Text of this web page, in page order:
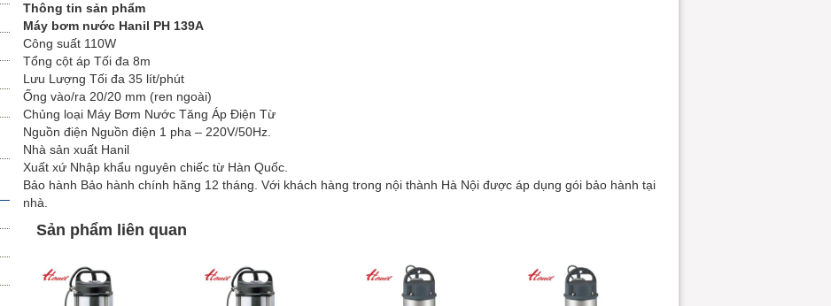
Thông tin sản phẩm
Máy bơm nước Hanil PH 139A
Công suất 110W
Tổng cột áp Tối đa 8m
Lưu Lượng Tối đa 35 lít/phút
Ống vào/ra 20/20 mm (ren ngoài)
Chủng loại Máy Bơm Nước Tăng Áp Điện Từ
Nguồn điện Nguồn điện 1 pha – 220V/50Hz.
Nhà sản xuất Hanil
Xuất xứ Nhập khẩu nguyên chiếc từ Hàn Quốc.
Bảo hành Bảo hành chính hãng 12 tháng. Với khách hàng trong nội thành Hà Nội được áp dụng gói bảo hành tại
nhà.
Sản phẩm liên quan